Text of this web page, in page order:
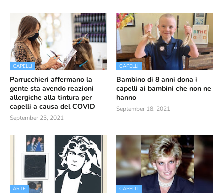
CAPELLI
Parrucchieri affermano la
gente sta avendo reazioni
allergiche alla tintura per
capelli a causa del COVID
September 23, 2021
CAPELLI
Bambino di 8 anni dona i
capelli ai bambini che non ne
hanno
September 18, 2021
ARTE CAPELLI